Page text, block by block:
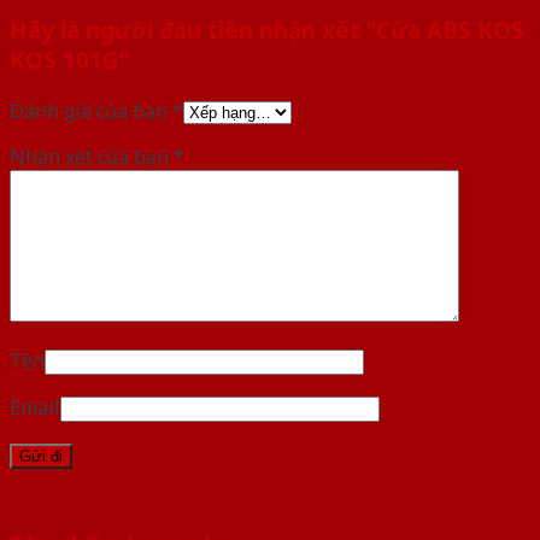
Hãy là người đầu tiên nhận xét “Cửa ABS KOS
KOS 101G”
Đánh giá của bạn *
Nhận xét của bạn *
Tên
Email